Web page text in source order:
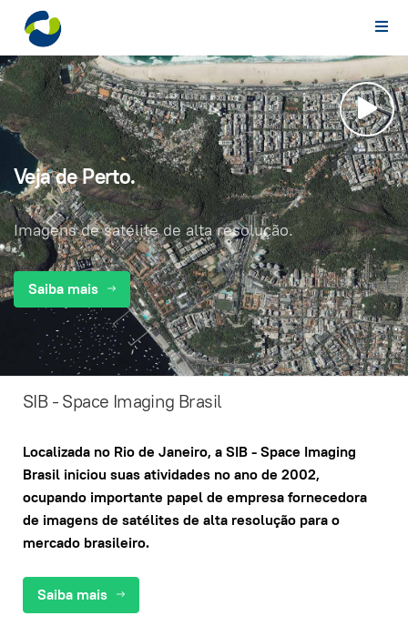
Veja de Perto.
Imagens de satélite de alta resolução.
Saiba mais
SIB - Space Imaging Brasil
Localizada no Rio de Janeiro, a SIB - Space Imaging
Brasil iniciou suas atividades no ano de 2002,
ocupando importante papel de empresa fornecedora
de imagens de satélites de alta resolução para o
mercado brasileiro.
Saiba mais